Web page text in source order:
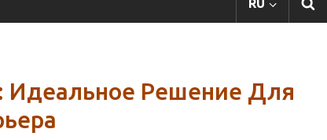
RU
Идеальное Решение Для